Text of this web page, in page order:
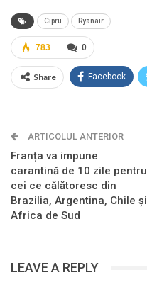
Cipru Ryanair
0
783
Share Facebook
ARTICOLUL ANTERIOR
Franța va impune
carantină de 10 zile pentru
cei ce călătoresc din
Brazilia, Argentina, Chile și
Africa de Sud
LEAVE A REPLY